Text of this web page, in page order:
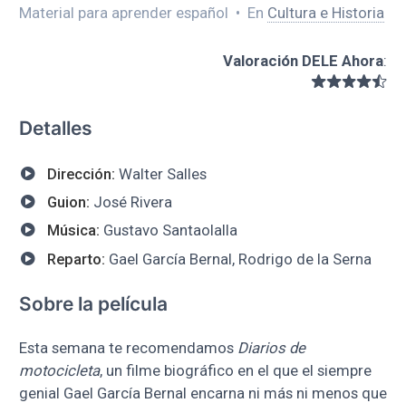
Material para aprender español • En Cultura e Historia
Valoración DELE Ahora:
Detalles
Dirección: Walter Salles
Guion: José Rivera
Música: Gustavo Santaolalla
Reparto: Gael García Bernal, Rodrigo de la Serna
Sobre la película
Esta semana te recomendamos Diarios de
motocicleta, un filme biográfico en el que el siempre
genial Gael García Bernal encarna ni más ni menos que